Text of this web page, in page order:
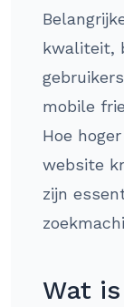
kwaliteit,
mobile
Hoe
website
zijn
Wat